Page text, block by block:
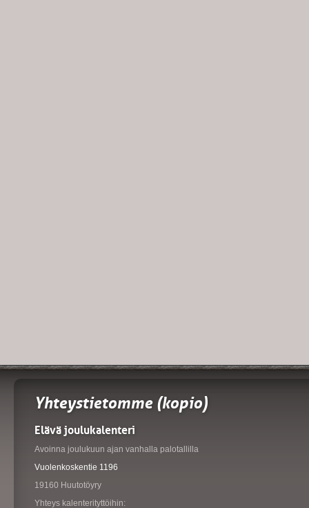
Yhteystietomme (kopio)
Elävä joulukalenteri
Avoinna joulukuun ajan vanhalla palotallilla
Vuolenkoskentie 1196
19160 Huutotöyry
Yhteys kalenterityttöihin: